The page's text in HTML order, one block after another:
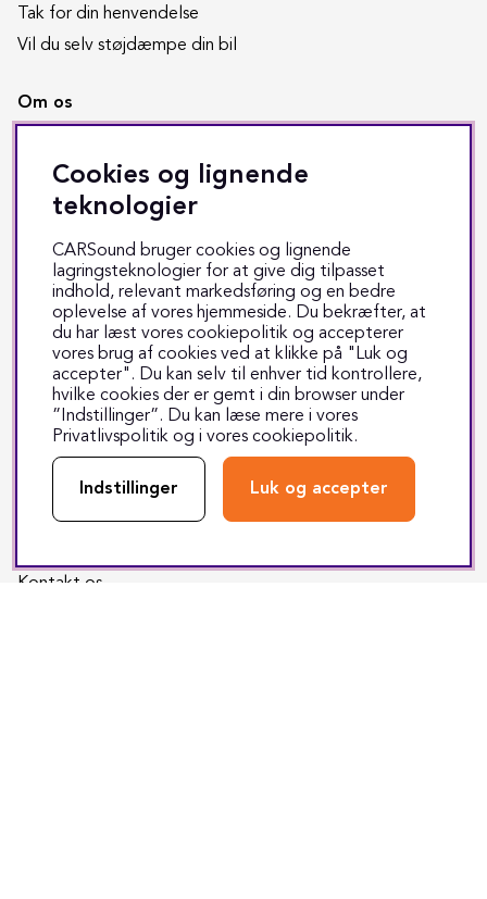
Tak for din henvendelse
Vil du selv støjdæmpe din bil
Om os
Copyright CARSound
Handelsbetingelser
Job hos CARSound
Om CARSound
Privatlivspolitik
Værkstedets åbningstider
Kundeservice
Returnering
Reparation
Kontakt os
Cookies og lignende
teknologier
CARSound bruger cookies og lignende
lagringsteknologier for at give dig tilpasset
indhold, relevant markedsføring og en bedre
oplevelse af vores hjemmeside. Du bekræfter, at
du har læst vores cookiepolitik og accepterer
vores brug af cookies ved at klikke på "Luk og
accepter". Du kan selv til enhver tid kontrollere,
hvilke cookies der er gemt i din browser under
”Indstillinger”. Du kan læse mere i vores
Privatlivspolitik og i vores cookiepolitik.
Indstillinger Luk og accepter